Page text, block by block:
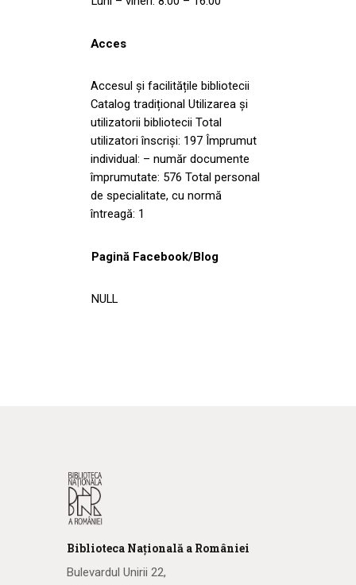
Acces
Accesul și facilitățile bibliotecii
Catalog tradițional Utilizarea și
utilizatorii bibliotecii Total
utilizatori înscriși: 197 Împrumut
individual: – număr documente
împrumutate: 576 Total personal
de specialitate, cu normă
întreagă: 1
Pagină Facebook/Blog
NULL
Biblioteca Națională a României
Bulevardul Unirii 22,